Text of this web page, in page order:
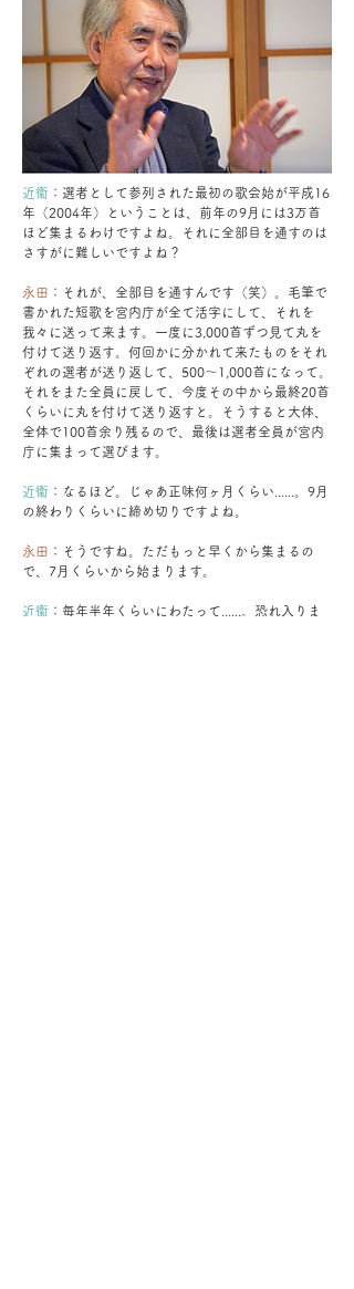
近衞 ：選者として参列された最初の歌会始が平成16
年（2004年）ということは、前年の9月には3万首
ほど集まるわけですよね。それに全部目を通すのは
さすがに難しいですよね？
永田 ：それが、全部目を通すんです（笑）。毛筆で
書かれた短歌を宮内庁が全て活字にして、それを
我々に送って来ます。一度に3,000首ずつ見て丸を
付けて送り返す。何回かに分かれて来たものをそれ
ぞれの選者が送り返して、500〜1,000首になって。
それをまた全員に戻して、今度その中から最終20首
くらいに丸を付けて送り返すと。そうすると大体、
全体で100首余り残るので、最後は選者全員が宮内
庁に集まって選びます。
近衞 ：なるほど。じゃあ正味何ヶ月くらい......。9月
の終わりくらいに締め切りですよね。
永田 ：そうですね。ただもっと早くから集まるの
で、7月くらいから始まります。
近衞 ：毎年半年くらいにわたって......。恐れ入りま